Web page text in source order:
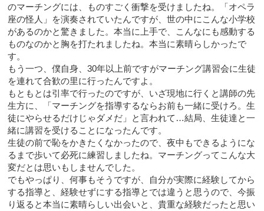
のマーチングには、ものすごく衝撃を受けましたね。「オペラ
座の怪人」を演奏されていたんですが、世の中にこんな小学校
があるのかと驚きました。本当に上手で、こんなにも感動する
ものなのかと胸を打たれましたね。本当に素晴らしかったで
す。
もう一つ、僕自身、30年以上前ですがマーチング講習会に生徒
を連れて合歓の里に行ったんですよ。
もともとは引率で行ったのですが、いざ現地に行くと講師の先
生方に、「マーチングを指導するならお前も一緒に受けろ。生
徒にやらせるだけじゃダメだ」と言われて…結局、生徒達と一
緒に講習を受けることになったんです。
生徒の前で恥をかきたくなかったので、夜中もできるようにな
るまで歩いて必死に練習しましたね。マーチングってこんな大
変だとは思いもしませんでした。
でもやっぱり、何事もそうですが、自分が実際に経験してから
する指導と、経験せずにする指導とでは違うと思うので、今振
り返ると本当に素晴らしい出会いと、貴重な経験だったと思い